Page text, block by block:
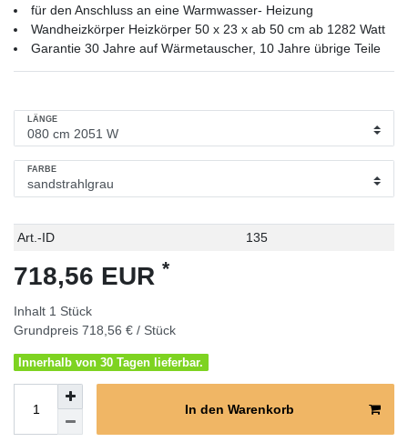
für den Anschluss an eine Warmwasser- Heizung
Wandheizkörper Heizkörper 50 x 23 x ab 50 cm ab 1282 Watt
Garantie 30 Jahre auf Wärmetauscher, 10 Jahre übrige Teile
LÄNGE
FARBE
Technisches
Wert
Art.-ID 135
718,56 EUR *
Inhalt 1 Stück
Grundpreis 718,56 € / Stück
Innerhalb von 30 Tagen lieferbar.
In den Warenkorb